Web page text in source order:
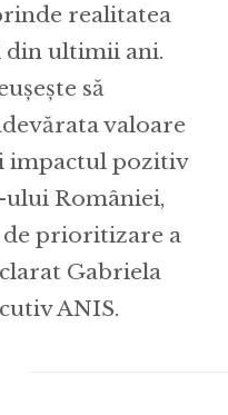
realitatea
din ultimii ani.
să
valoare
impactul pozitiv
ului României,
de prioritizare a
Gabriela
ANIS.